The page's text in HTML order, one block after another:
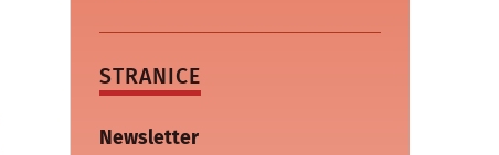
STRANICE
Newsletter